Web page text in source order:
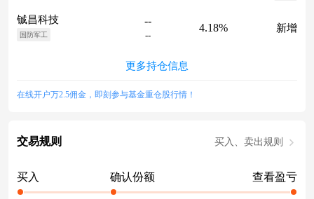
铖昌科技
国防军工
--
--
4.18% 新增
更多持仓信息
在线开户万2.5佣金，即刻参与基金重仓股行情！
交易规则 买入、卖出规则
买入 确认份额 查看盈亏